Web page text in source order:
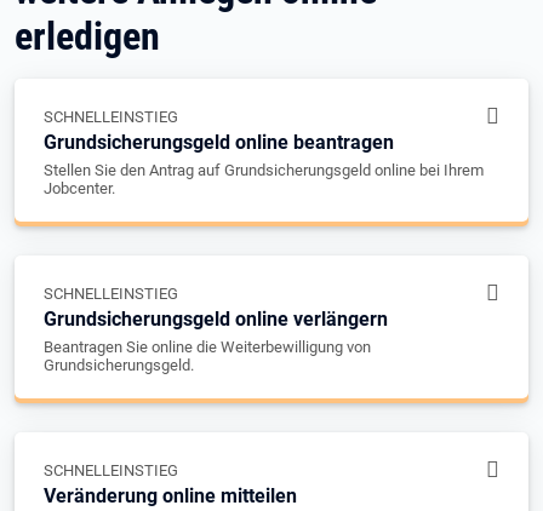
erledigen
SCHNELLEINSTIEG
Grundsicherungsgeld online beantragen
Stellen Sie den Antrag auf Grundsicherungsgeld online bei Ihrem
Jobcenter.
SCHNELLEINSTIEG
Grundsicherungsgeld online verlängern
Beantragen Sie online die Weiterbewilligung von
Grundsicherungsgeld.
SCHNELLEINSTIEG
Veränderung online mitteilen